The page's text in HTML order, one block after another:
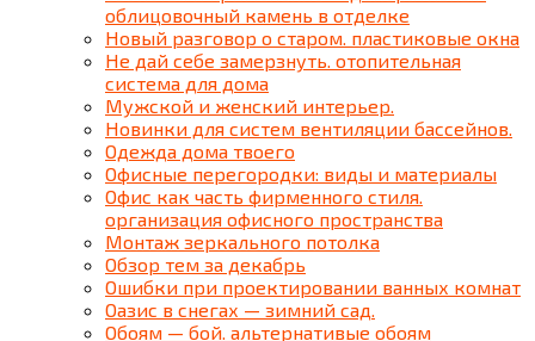
облицовочный камень в отделке
Новый разговор о старом. пластиковые окна
Не дай себе замерзнуть. отопительная
система для дома
Мужской и женский интерьер.
Новинки для систем вентиляции бассейнов.
Одежда дома твоего
Офисные перегородки: виды и материалы
Офис как часть фирменного стиля.
организация офисного пространства
Монтаж зеркального потолка
Обзор тем за декабрь
Ошибки при проектировании ванных комнат
Оазис в снегах — зимний сад.
Обоям — бой. альтернативые обоям